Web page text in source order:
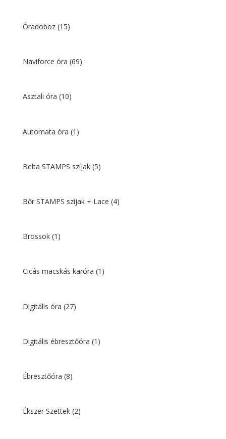
Óradoboz (15)
Naviforce óra (69)
Asztali óra (10)
Automata óra (1)
Belta STAMPS szíjak (5)
Bőr STAMPS szíjak + Lace (4)
Brossok (1)
Cicás macskás karóra (1)
Digitális óra (27)
Digitális ébresztőóra (1)
Ébresztőóra (8)
Ékszer Szettek (2)